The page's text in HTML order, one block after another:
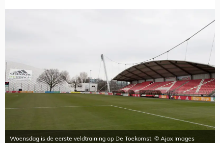
Woensdag is de eerste veldtraining op De Toekomst. © Ajax Images